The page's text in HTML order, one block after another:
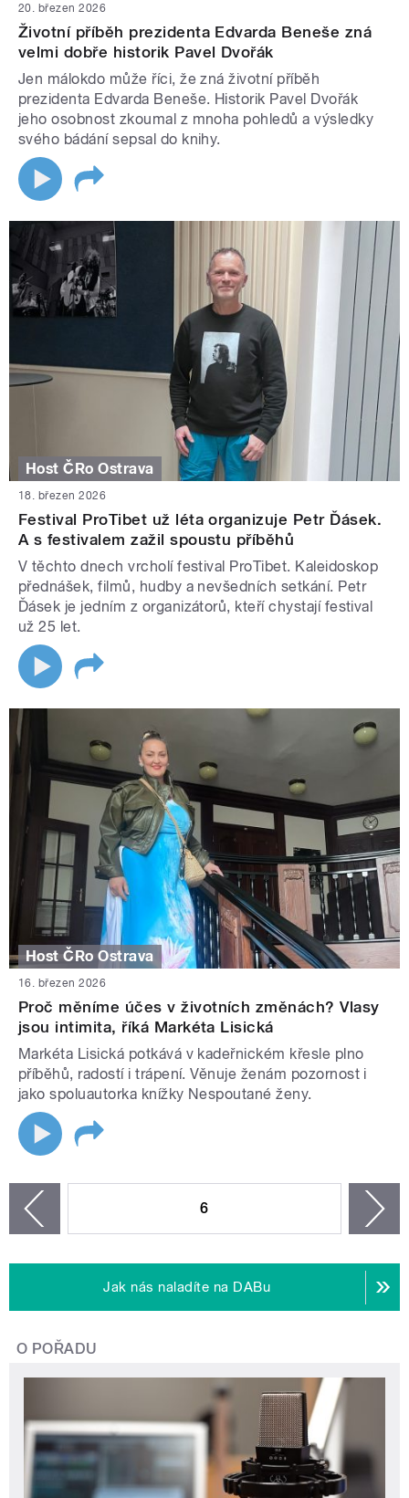
20. březen 2026
Životní příběh prezidenta Edvarda Beneše zná
velmi dobře historik Pavel Dvořák
Jen málokdo může říci, že zná životní příběh
prezidenta Edvarda Beneše. Historik Pavel Dvořák
jeho osobnost zkoumal z mnoha pohledů a výsledky
svého bádání sepsal do knihy.
Host ČRo Ostrava
18. březen 2026
Festival ProTibet už léta organizuje Petr Ďásek.
A s festivalem zažil spoustu příběhů
V těchto dnech vrcholí festival ProTibet. Kaleidoskop
přednášek, filmů, hudby a nevšedních setkání. Petr
Ďásek je jedním z organizátorů, kteří chystají festival
už 25 let.
Host ČRo Ostrava
16. březen 2026
Proč měníme účes v životních změnách? Vlasy
jsou intimita, říká Markéta Lisická
Markéta Lisická potkává v kadeřnickém křesle plno
příběhů, radostí i trápení. Věnuje ženám pozornost i
jako spoluautorka knížky Nespoutané ženy.
6
Jak nás naladíte na DABu
O POŘADU